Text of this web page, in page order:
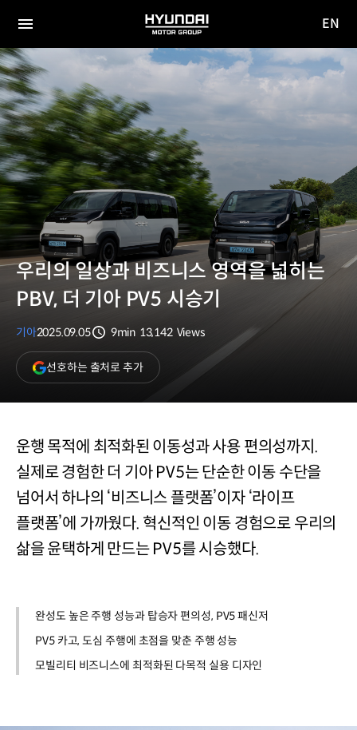
전체
메뉴
HYUNDAI
MOTOR
GROUP
사이
이동
EN
우리의 일상과 비즈니스 영역을 넓히는
PBV, 더 기아 PV5 시승기
기아2025.09.05
9min 13,142 Views
선호하는 출처로 추가(새
창
열림)
운행 목적에 최적화된 이동성과 사용 편의성까지.
실제로 경험한 더 기아 PV5는 단순한 이동 수단을
넘어서 하나의 ‘비즈니스 플랫폼’이자 ‘라이프
플랫폼’에 가까웠다. 혁신적인 이동 경험으로 우리의
삶을 윤택하게 만드는 PV5를 시승했다.
완성도 높은 주행 성능과 탑승자 편의성, PV5 패신저
PV5 카고, 도심 주행에 초점을 맞춘 주행 성능
모빌리티 비즈니스에 최적화된 다목적 실용 디자인